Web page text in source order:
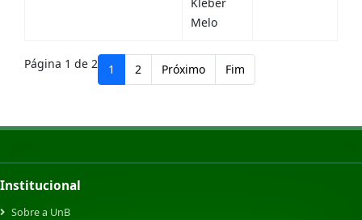
Melo
Página 1 de 2 1 2 Próximo Fim
Institucional
Sobre a UnB